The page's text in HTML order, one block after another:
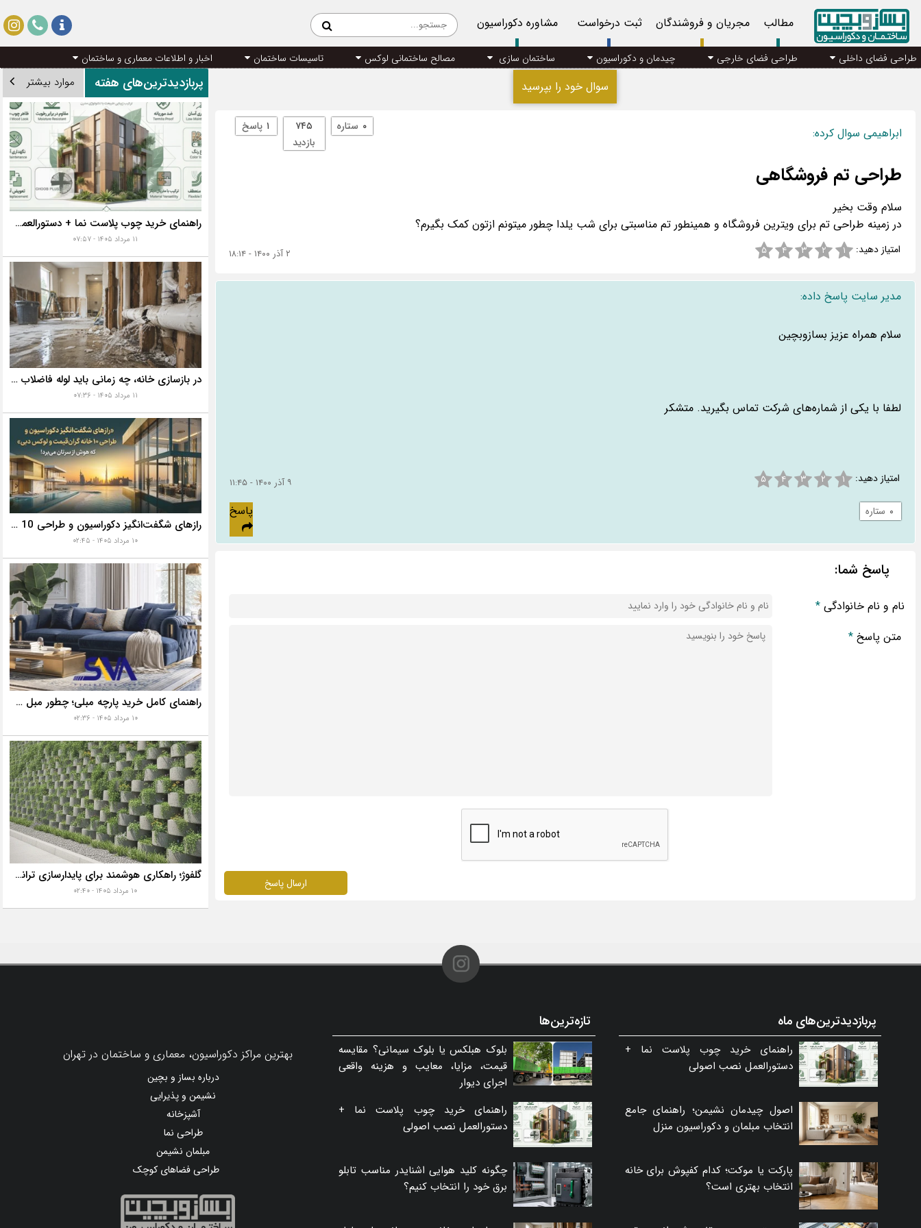
مطالب مجریان و فروشندگان ثبت درخواست مشاوره دکوراسیون
طراحی فضای داخلی طراحی فضای خارجی چیدمان و دکوراسیون ساختمان سازی مصالح ساختمانی لوکس تاسیسات ساختمان اخبار و اطلاعات معماری و ساختمان
سوال خود را بپرسید
ابراهیمی سوال کرده: ۱ پاسخ
۷۴۵
بازدید
۰ ستاره
طراحی تم فروشگاهی
در زمینه طراحی تم برای ویترین فروشگاه و همینطور تم مناسبتی برای شب یلدا چطور میتونم ازتون کمک بگیرم؟
امتیاز دهید: ۱ ۲ ۳ ۴ ۵ ۲ آذر ۱۴۰۰ - ۱۸:۱۴
مدیر سایت پاسخ داده:
سلام همراه عزیز بسازوبچین
لطفا با یکی از شماره‌های شرکت تماس بگیرید. متشکر
امتیاز دهید: ۱ ۲ ۳ ۴ ۵ ۹ آذر ۱۴۰۰ - ۱۱:۴۵
۰ ستاره پاسخ
پاسخ شما:
نام و نام خانوادگی *
متن پاسخ *
ارسال پاسخ
پربازدیدترین‌های هفته موارد بیشتر
راهنمای خرید چوب پلاست نما + دستورالعمل نصب اصولی
۱۱ مرداد ۱۴۰۵ - ۰۷:۵۷
در بازسازی خانه، چه زمانی باید لوله فاضلاب را تعویض کنیم؟ ۷ نشانه‌ای که نباید نادیده بگیرید
۱۱ مرداد ۱۴۰۵ - ۰۷:۳۶
رازهای شگفت‌انگیز دکوراسیون و طراحی 10 خانه گران‌قیمت و لوکس دبی که هوش از سرتان می‌برد!
۱۰ مرداد ۱۴۰۵ - ۰۲:۴۵
راهنمای کامل خرید پارچه مبلی؛ چطور مبل خانه تان را به رخ همه بکشید؟
۱۰ مرداد ۱۴۰۵ - ۰۲:۳۶
گلفوژ؛ راهکاری هوشمند برای پایدارسازی ترانشه، ساخت دیوار حائل و زیباسازی شهری
۱۰ مرداد ۱۴۰۵ - ۰۲:۴۰
پربازدیدترین‌های ماه
راهنمای خرید چوب پلاست نما +
دستورالعمل نصب اصولی
اصول چیدمان نشیمن؛ راهنمای جامع
انتخاب مبلمان و دکوراسیون منزل
پارکت یا موکت؛ کدام کفپوش برای خانه
انتخاب بهتری است؟
تازه‌ترین‌ها
بلوک هبلکس یا بلوک سیمانی؟ مقایسه
قیمت، مزایا، معایب و هزینه واقعی
اجرای دیوار
راهنمای خرید چوب پلاست نما +
دستورالعمل نصب اصولی
چگونه کلید هوایی اشنایدر مناسب تابلو
برق خود را انتخاب کنیم؟
بهترین مراکز دکوراسیون، معماری و ساختمان در تهران
درباره بساز و بچین
نشیمن و پذیرایی
آشپزخانه
طراحی نما
مبلمان نشیمن
طراحی فضاهای کوچک